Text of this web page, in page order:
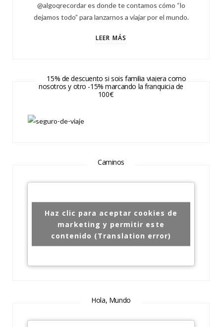
@algoqrecordar es donde te contamos cómo “lo
dejamos todo” para lanzarnos a viajar por el mundo.
LEER MÁS
15% de descuento si sois familia viajera como
nosotros y otro -15% marcando la franquicia de
100€
Caminos
Haz clic para aceptar cookies de
marketing y permitir este
contenido (Translation error)
Hola, Mundo